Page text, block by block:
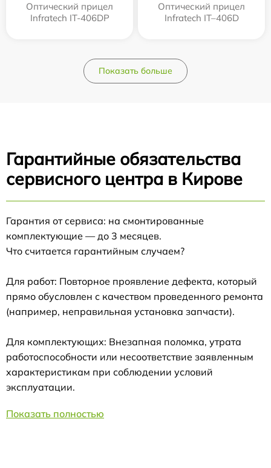
Оптический прицел
Infratech IT-406DP
Оптический прицел
Infratech IT–406D
Показать больше
Гарантийные обязательства
сервисного центра в Кирове
Гарантия от сервиса: на смонтированные
комплектующие — до 3 месяцев.
Что считается гарантийным случаем?
Для работ: Повторное проявление дефекта, который
прямо обусловлен с качеством проведенного ремонта
(например, неправильная установка запчасти).
Для комплектующих: Внезапная поломка, утрата
работоспособности или несоответствие заявленным
характеристикам при соблюдении условий
эксплуатации.
Показать полностью